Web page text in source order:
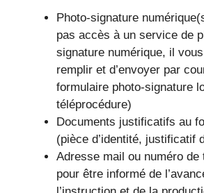
Photo-signature
pas accès à un service de
signature numérique, il
remplir et d’envoyer par
formulaire photo-signature
téléprocédure)
Documents justificatifs au
(pièce d’identité, justificatif
Adresse mail ou numéro de
pour être informé de